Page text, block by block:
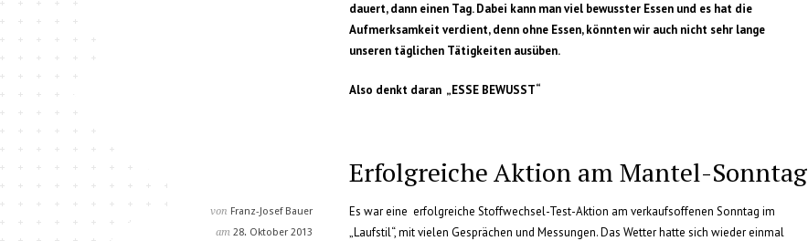
dauert, dann einen Tag. Dabei kann man viel bewusster Essen und es hat die
Aufmerksamkeit verdient, denn ohne Essen, könnten wir auch nicht sehr lange
unseren täglichen Tätigkeiten ausüben.
Also denkt daran „ESSE BEWUSST“
Erfolgreiche Aktion am Mantel-Sonntag
von Franz-Josef Bauer
am 28. Oktober 2013
Es war eine erfolgreiche Stoffwechsel-Test-Aktion am verkaufsoffenen Sonntag im
„Laufstil“, mit vielen Gesprächen und Messungen. Das Wetter hatte sich wieder einmal